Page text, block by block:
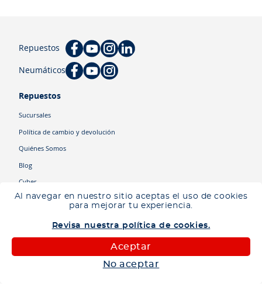
Al navegar en nuestro sitio aceptas el uso de cookies
para mejorar tu experiencia.
Revisa nuestra política de cookies.
Aceptar
No aceptar
Repuestos
Neumáticos
Repuestos
Sucursales
Política de cambio y devolución
Quiénes Somos
Blog
Cyber